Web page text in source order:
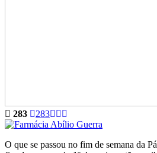
283 283
O que se passou no fim de semana da